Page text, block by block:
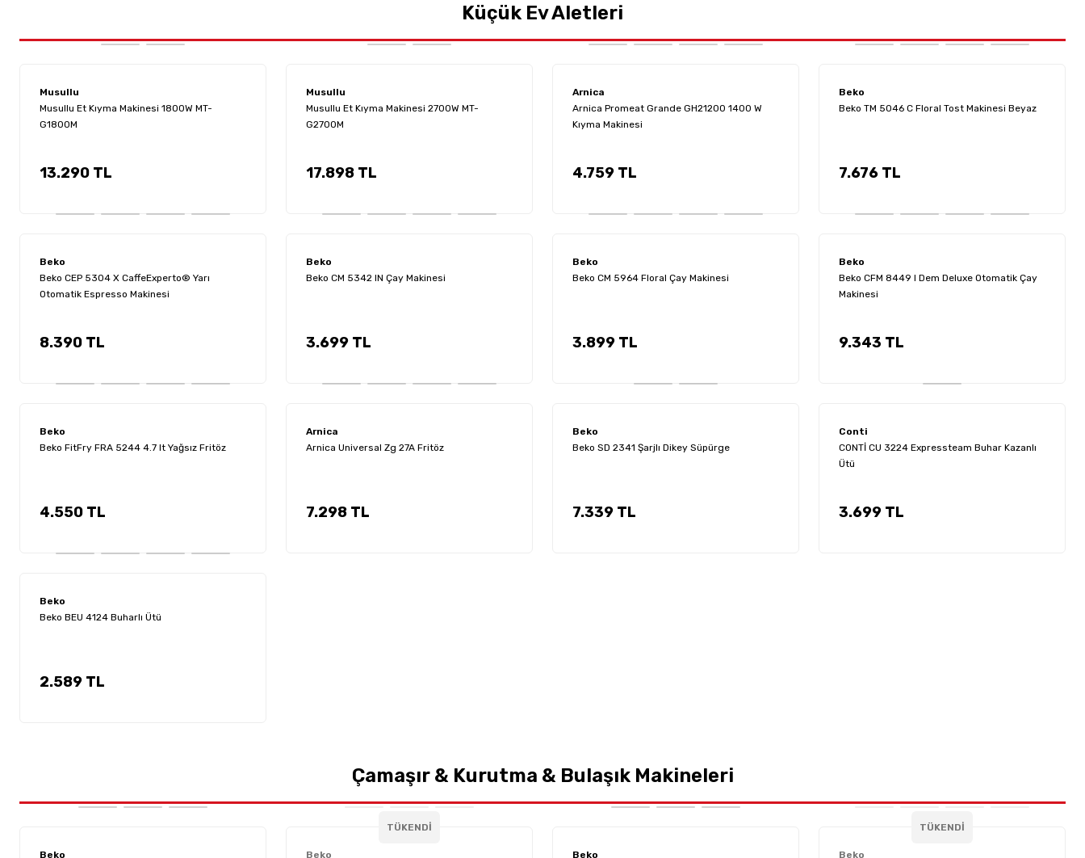
Küçük Ev Aletleri
Musullu
Musullu Et Kıyma Makinesi 1800W MT-
G1800M
13.290 TL
Musullu
Musullu Et Kıyma Makinesi 2700W MT-
G2700M
17.898 TL
Arnica
Arnica Promeat Grande GH21200 1400 W
Kıyma Makinesi
4.759 TL
Beko
Beko TM 5046 C Floral Tost Makinesi Beyaz
7.676 TL
Beko
Beko CEP 5304 X CaffeExperto® Yarı
Otomatik Espresso Makinesi
8.390 TL
Beko
Beko CM 5342 IN Çay Makinesi
3.699 TL
Beko
Beko CM 5964 Floral Çay Makinesi
3.899 TL
Beko
Beko CFM 8449 I Dem Deluxe Otomatik Çay
Makinesi
9.343 TL
Beko
Beko FitFry FRA 5244 4.7 lt Yağsız Fritöz
4.550 TL
Arnica
Arnica Universal Zg 27A Fritöz
7.298 TL
Beko
Beko SD 2341 Şarjlı Dikey Süpürge
7.339 TL
Conti
CONTİ CU 3224 Expressteam Buhar Kazanlı
Ütü
3.699 TL
Beko
Beko BEU 4124 Buharlı Ütü
2.589 TL
Çamaşır & Kurutma & Bulaşık Makineleri
Beko
TÜKENDİ
Beko Beko
TÜKENDİ
Beko